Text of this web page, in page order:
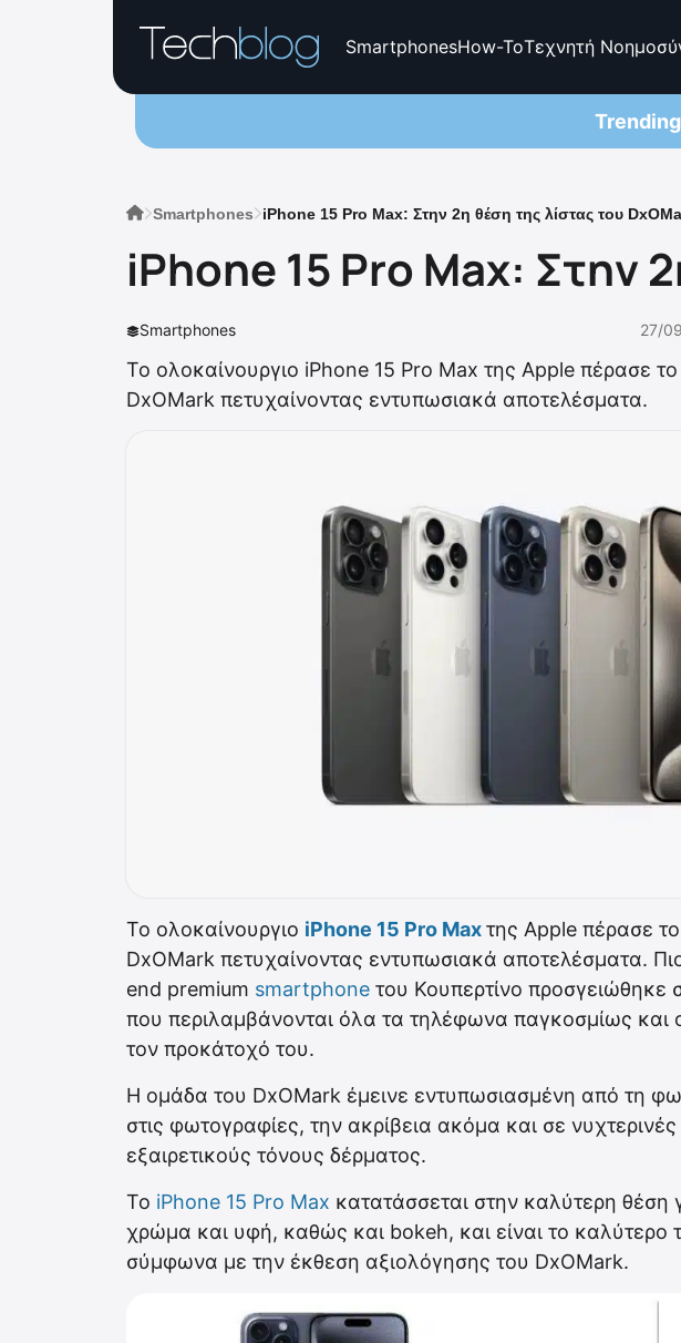
SmartphonesHow-ToΤεχνητή
Smartphones iPhone 15 Pro Max: Στην 2η θέση της λίστας του
iPhone 15 Pro Max: Στην
Smartphones 27/
To ολοκαίνουργιο iPhone 15 Pro Max της Apple πέρασε
DxOMark πετυχαίνοντας εντυπωσιακά αποτελέσματα.
To ολοκαίνουργιο iPhone 15 Pro Maxτης Apple πέρασε
DxOMark πετυχαίνοντας εντυπωσιακά αποτελέσματα.
end premium smartphone του Κουπερτίνο προσγειώθηκε
που περιλαμβάνονται όλα τα τηλέφωνα παγκοσμίως και
τον προκάτοχό του.
Η ομάδα του DxOMark έμεινε εντυπωσιασμένη από τη
στις φωτογραφίες, την ακρίβεια ακόμα και σε
εξαιρετικούς τόνους δέρματος.
Το iPhone 15 Pro Max κατατάσσεται στην καλύτερη
χρώμα και υφή, καθώς και bokeh, και είναι το καλύτερο
σύμφωνα με την έκθεση αξιολόγησης του DxOMark.